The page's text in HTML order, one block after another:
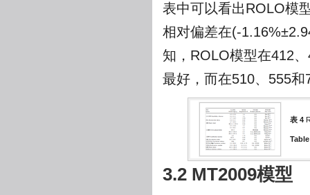
表中可以看出ROLO模
相对偏差在(-
知，ROLO模型在412
最好，而在510、555
表 4
3.2 MT2009模型